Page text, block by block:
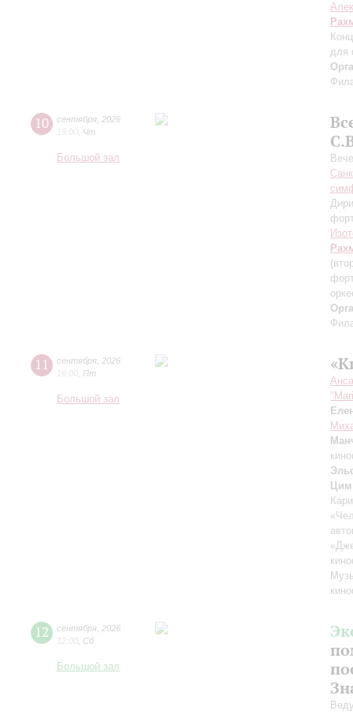
для
10 сентября 2026
19:00 Чт
Большой зал
11 сентября 2026
16:00 Пт
Большой зал
12 сентября 2026
12:00 Сб
Большой зал